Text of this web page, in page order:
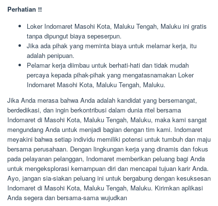
Perhatian !!
Loker Indomaret Masohi Kota, Maluku Tengah, Maluku ini gratis
tanpa dipungut biaya sepeserpun.
Jika ada pihak yang meminta biaya untuk melamar kerja, itu
adalah penipuan.
Pelamar kerja diimbau untuk berhati-hati dan tidak mudah
percaya kepada pihak-pihak yang mengatasnamakan Loker
Indomaret Masohi Kota, Maluku Tengah, Maluku.
Jika Anda merasa bahwa Anda adalah kandidat yang bersemangat,
berdedikasi, dan ingin berkontribusi dalam dunia ritel bersama
Indomaret di Masohi Kota, Maluku Tengah, Maluku, maka kami sangat
mengundang Anda untuk menjadi bagian dengan tim kami. Indomaret
meyakini bahwa setiap individu memiliki potensi untuk tumbuh dan maju
bersama perusahaan. Dengan lingkungan kerja yang dinamis dan fokus
pada pelayanan pelanggan, Indomaret memberikan peluang bagi Anda
untuk mengeksplorasi kemampuan diri dan mencapai tujuan karir Anda.
Ayo, jangan sia-siakan peluang ini untuk bergabung dengan kesuksesan
Indomaret di Masohi Kota, Maluku Tengah, Maluku. Kirimkan aplikasi
Anda segera dan bersama-sama wujudkan